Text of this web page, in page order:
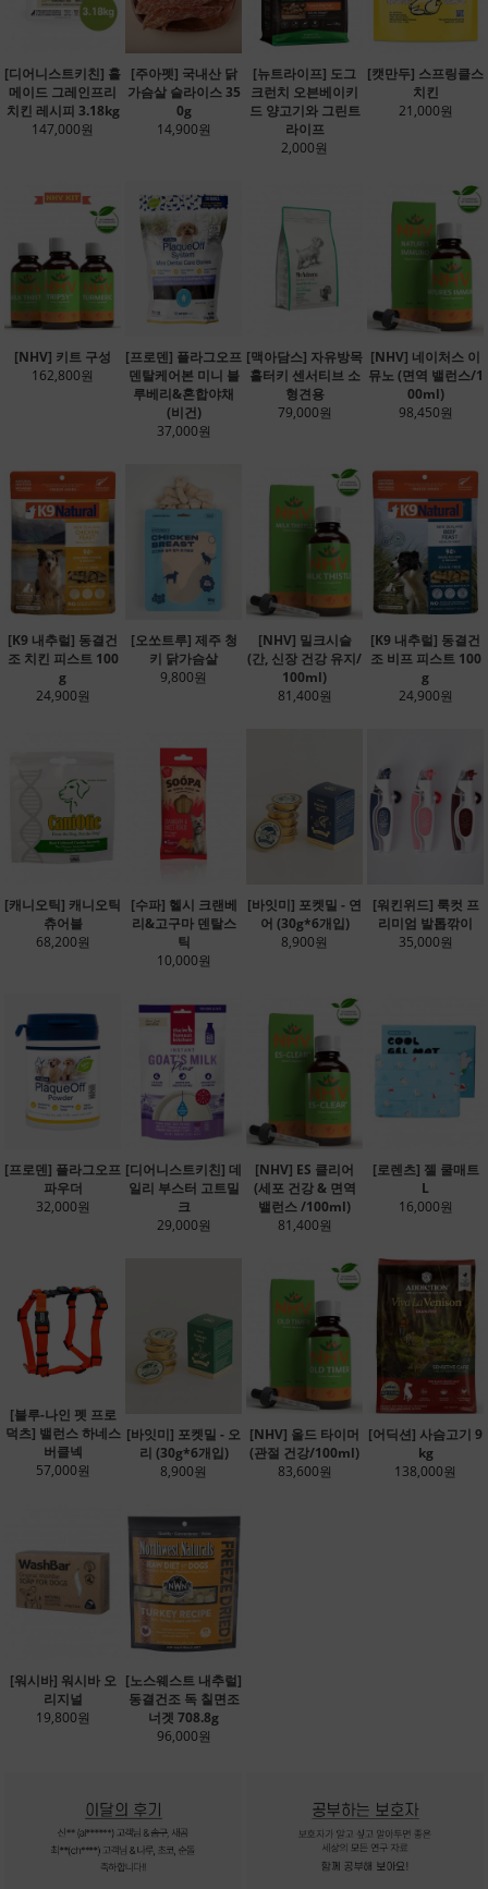
[디어니스트키친] 홀
메이드 그레인프리
치킨 레시피 3.18kg
147,000원
[주아펫] 국내산 닭
가슴살 슬라이스 35
0g
14,900원
[뉴트라이프] 도그
크런치 오븐베이키
드 양고기와 그린트
라이프
2,000원
[캣만두] 스프링클스
치킨
21,000원
[NHV] 키트 구성
162,800원
[프로덴] 플라그오프
덴탈케어본 미니 블
루베리&혼합야채
(비건)
37,000원
[맥아담스] 자유방목
홀터키 센서티브 소
형견용
79,000원
[NHV] 네이처스 이
뮤노 (면역 밸런스/1
00ml)
98,450원
[K9 내추럴] 동결건
조 치킨 피스트 100
g
24,900원
[오쏘트루] 제주 청
키 닭가슴살
9,800원
[NHV] 밀크시슬
(간, 신장 건강 유지/
100ml)
81,400원
[K9 내추럴] 동결건
조 비프 피스트 100
g
24,900원
[캐니오틱] 캐니오틱
츄어블
68,200원
[수파] 헬시 크랜베
리&고구마 덴탈스
틱
10,000원
[바잇미] 포켓밀 - 연
어 (30g*6개입)
8,900원
[워킨위드] 룩컷 프
리미엄 발톱깎이
35,000원
[프로덴] 플라그오프
파우더
32,000원
[디어니스트키친] 데
일리 부스터 고트밀
크
29,000원
[NHV] ES 클리어
(세포 건강 & 면역
밸런스 /100ml)
81,400원
[로렌츠] 젤 쿨매트
L
16,000원
[블루-나인 펫 프로
덕츠] 밸런스 하네스
버클넥
57,000원
[바잇미] 포켓밀 - 오
리 (30g*6개입)
8,900원
[NHV] 올드 타이머
(관절 건강/100ml)
83,600원
[어딕션] 사슴고기 9
kg
138,000원
[워시바] 워시바 오
리지널
19,800원
[노스웨스트 내추럴]
동결건조 독 칠면조
너겟 708.8g
96,000원